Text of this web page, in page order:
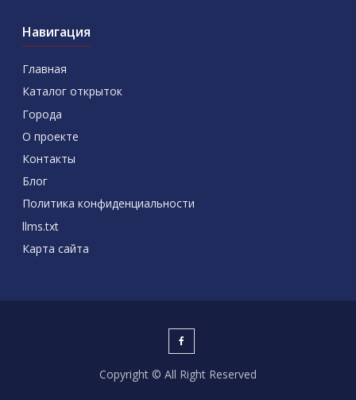
Навигация
Главная
Каталог открыток
Города
О проекте
Контакты
Блог
Политика конфиденциальности
llms.txt
Карта сайта
Copyright © All Right Reserved